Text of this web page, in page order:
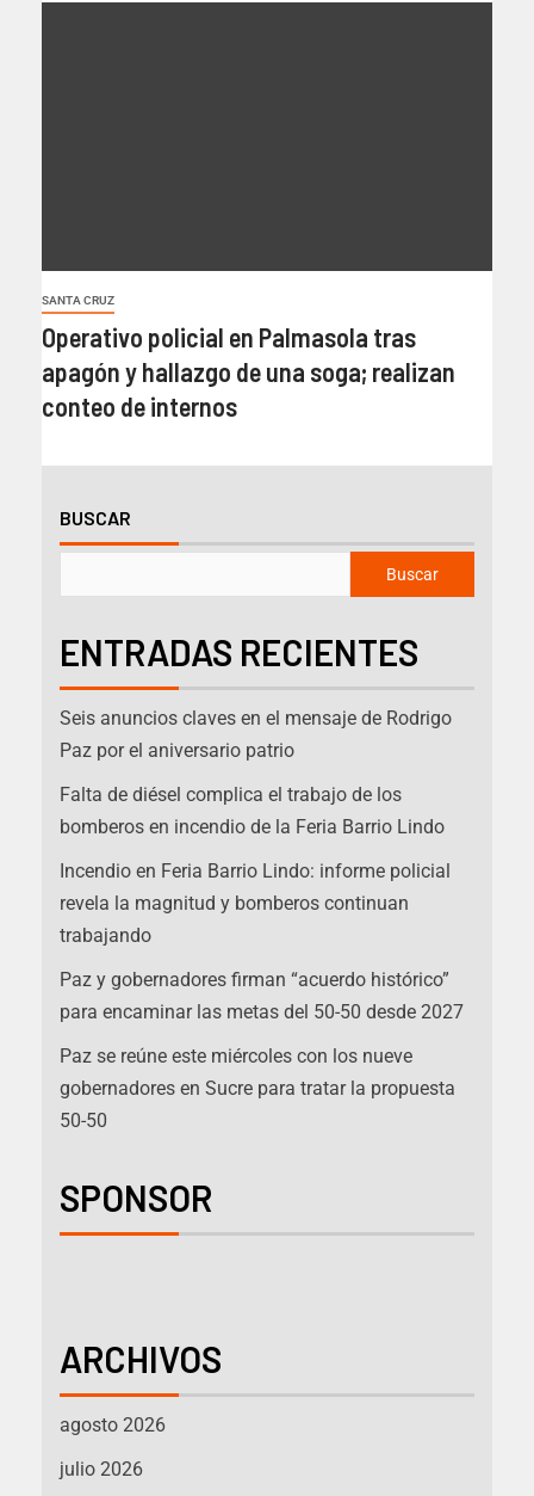
SANTA CRUZ
Operativo policial en Palmasola tras
apagón y hallazgo de una soga; realizan
conteo de internos
BUSCAR
Buscar
ENTRADAS RECIENTES
Seis anuncios claves en el mensaje de Rodrigo
Paz por el aniversario patrio
Falta de diésel complica el trabajo de los
bomberos en incendio de la Feria Barrio Lindo
Incendio en Feria Barrio Lindo: informe policial
revela la magnitud y bomberos continuan
trabajando
Paz y gobernadores firman “acuerdo histórico”
para encaminar las metas del 50-50 desde 2027
Paz se reúne este miércoles con los nueve
gobernadores en Sucre para tratar la propuesta
50-50
SPONSOR
ARCHIVOS
agosto 2026
julio 2026